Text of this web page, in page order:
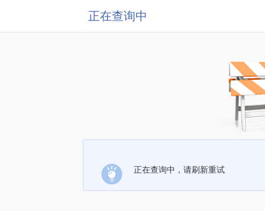
正在查询中
正在查询中，请刷新重试